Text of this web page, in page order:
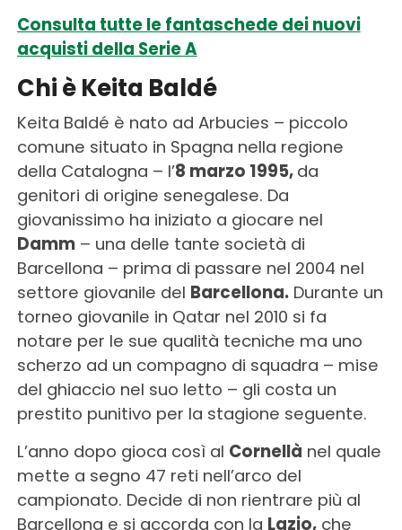
Consulta tutte le fantaschede dei nuovi
acquisti della Serie A
Chi è Keita Baldé
Keita Baldé è nato ad Arbucies – piccolo
comune situato in Spagna nella regione
della Catalogna – l’8 marzo 1995, da
genitori di origine senegalese. Da
giovanissimo ha iniziato a giocare nel
Damm– una delle tante società di
Barcellona – prima di passare nel 2004 nel
settore giovanile del Barcellona. Durante un
torneo giovanile in Qatar nel 2010 si fa
notare per le sue qualità tecniche ma uno
scherzo ad un compagno di squadra – mise
del ghiaccio nel suo letto – gli costa un
prestito punitivo per la stagione seguente.
L’anno dopo gioca così al Cornellà nel quale
mette a segno 47 reti nell’arco del
campionato. Decide di non rientrare più al
Barcellona e si accorda con la Lazio,che